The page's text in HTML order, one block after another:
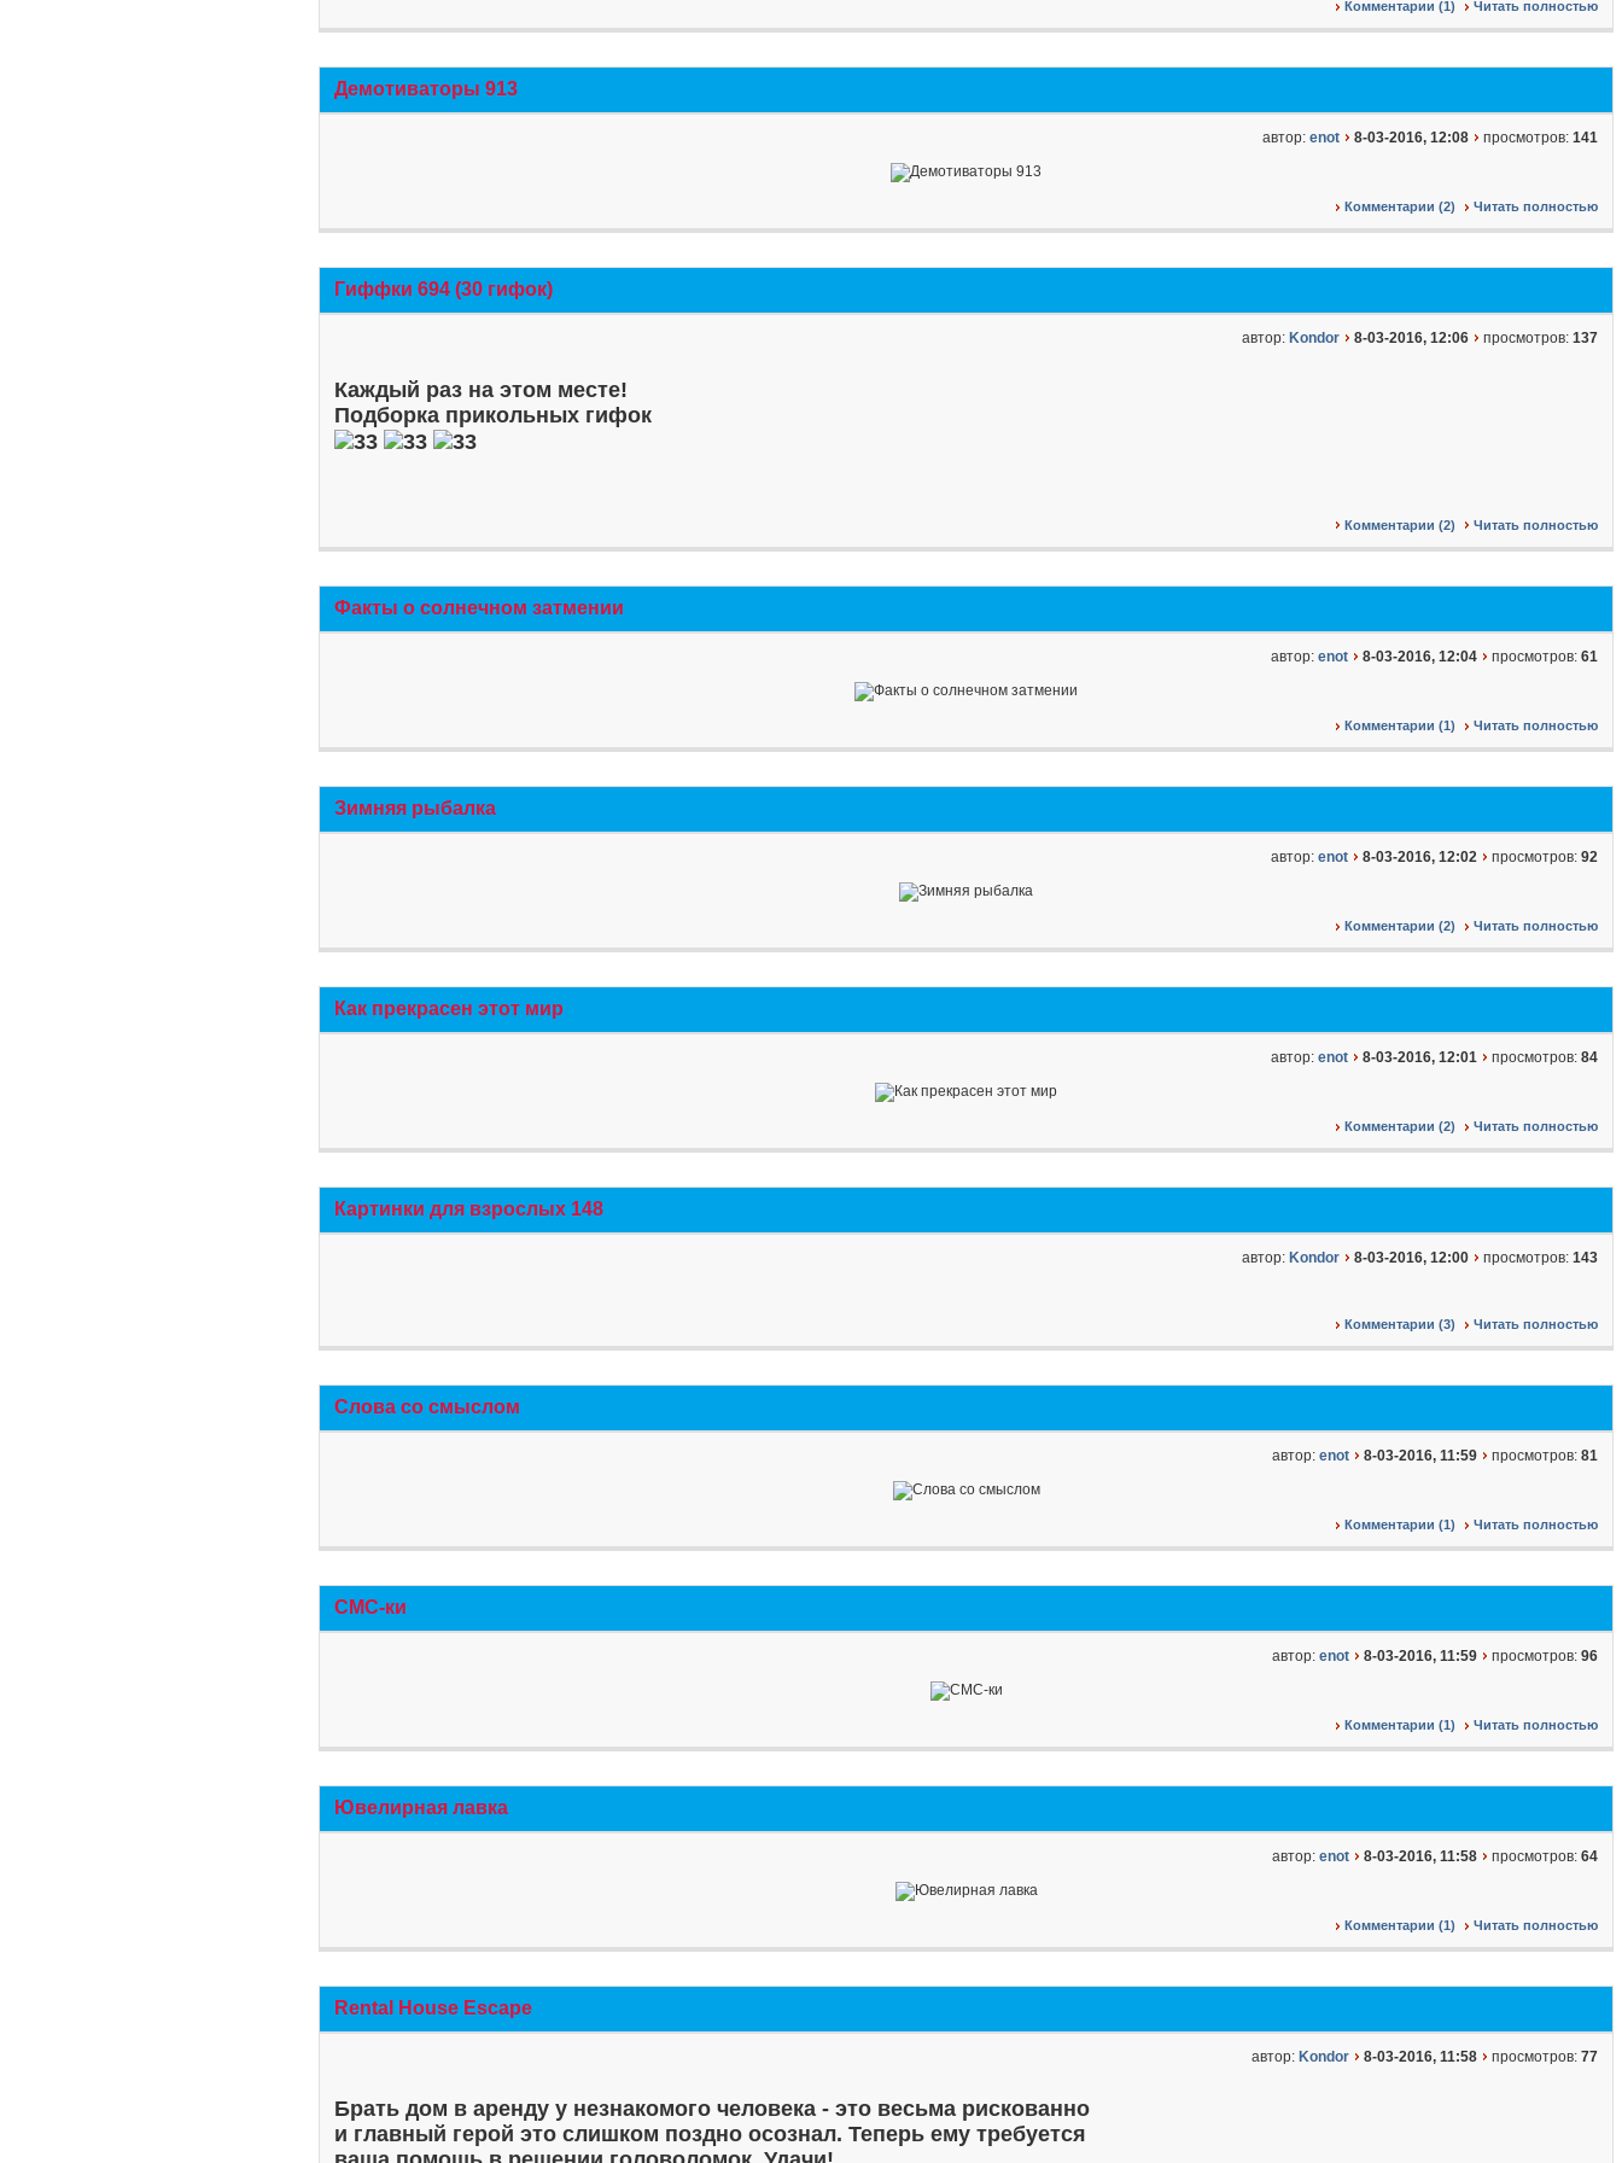
Комментарии (1) Читать полностью
Демотиваторы 913
автор: enot 8-03-2016, 12:08 просмотров: 141
Комментарии (2) Читать полностью
Гиффки 694 (30 гифок)
автор: Kondor 8-03-2016, 12:06 просмотров: 137
Каждый раз на этом месте!
Подборка прикольных гифок
Комментарии (2) Читать полностью
Факты о солнечном затмении
автор: enot 8-03-2016, 12:04 просмотров: 61
Комментарии (1) Читать полностью
Зимняя рыбалка
автор: enot 8-03-2016, 12:02 просмотров: 92
Комментарии (2) Читать полностью
Как прекрасен этот мир
автор: enot 8-03-2016, 12:01 просмотров: 84
Комментарии (2) Читать полностью
Картинки для взрослых 148
автор: Kondor 8-03-2016, 12:00 просмотров: 143
Комментарии (3) Читать полностью
Слова со смыслом
автор: enot 8-03-2016, 11:59 просмотров: 81
Комментарии (1) Читать полностью
СМС-ки
автор: enot 8-03-2016, 11:59 просмотров: 96
Комментарии (1) Читать полностью
Ювелирная лавка
автор: enot 8-03-2016, 11:58 просмотров: 64
Комментарии (1) Читать полностью
Rental House Escape
автор: Kondor 8-03-2016, 11:58 просмотров: 77
Брать дом в аренду у незнакомого человека - это весьма рискованно
и главный герой это слишком поздно осознал. Теперь ему требуется